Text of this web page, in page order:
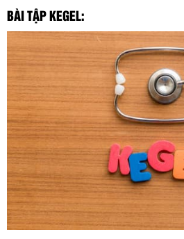
BÀI TẬP KEGEL: